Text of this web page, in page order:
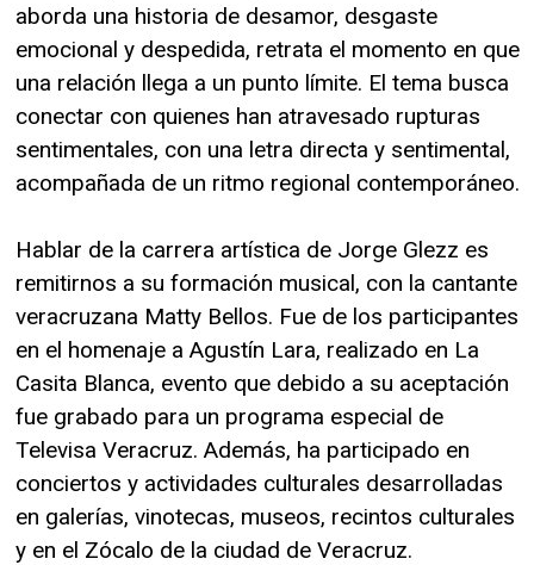
aborda una historia de desamor, desgaste
emocional y despedida, retrata el momento en que
una relación llega a un punto límite. El tema busca
conectar con quienes han atravesado rupturas
sentimentales, con una letra directa y sentimental,
acompañada de un ritmo regional contemporáneo.
Hablar de la carrera artística de Jorge Glezz es
remitirnos a su formación musical, con la cantante
veracruzana Matty Bellos. Fue de los participantes
en el homenaje a Agustín Lara, realizado en La
Casita Blanca, evento que debido a su aceptación
fue grabado para un programa especial de
Televisa Veracruz. Además, ha participado en
conciertos y actividades culturales desarrolladas
en galerías, vinotecas, museos, recintos culturales
y en el Zócalo de la ciudad de Veracruz.